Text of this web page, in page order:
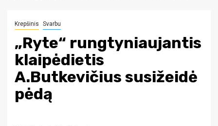
Krepšinis Svarbu
„Ryte“ rungtyniaujantis
klaipėdietis
A.Butkevičius susižeidė
pėdą